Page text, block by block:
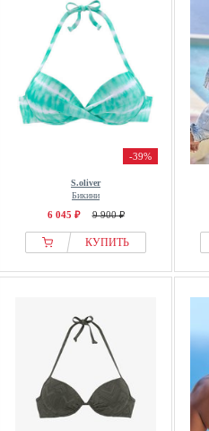
-39%
S.oliver
Бикини
6 045 ₽ 9 900 ₽
КУПИТЬ